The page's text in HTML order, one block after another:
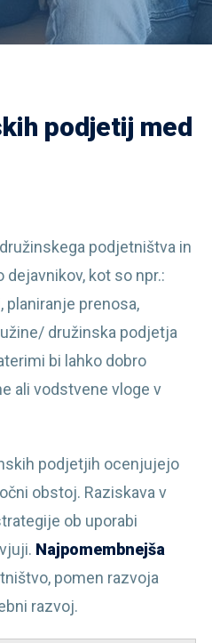
podjetij med
podjetništva in
kot so npr.:
prenosa,
družinska podjetja
bi lahko dobro
ali vodstvene vloge v
podjetjih ocenjujejo
obstoj. Raziskava v
ob uporabi
Najpomembnejša
pomen razvoja
razvoj.